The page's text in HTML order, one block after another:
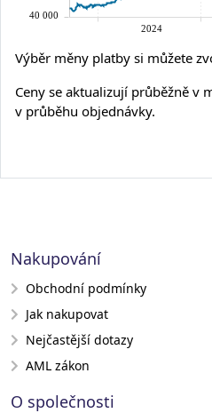
Výběr měny platby si můžete
Ceny se aktualizují průběžně v
v průběhu objednávky.
Nakupování
Obchodní podmínky
Jak nakupovat
Nejčastější dotazy
AML zákon
O společnosti